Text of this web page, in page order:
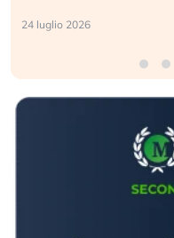
24 luglio 2026